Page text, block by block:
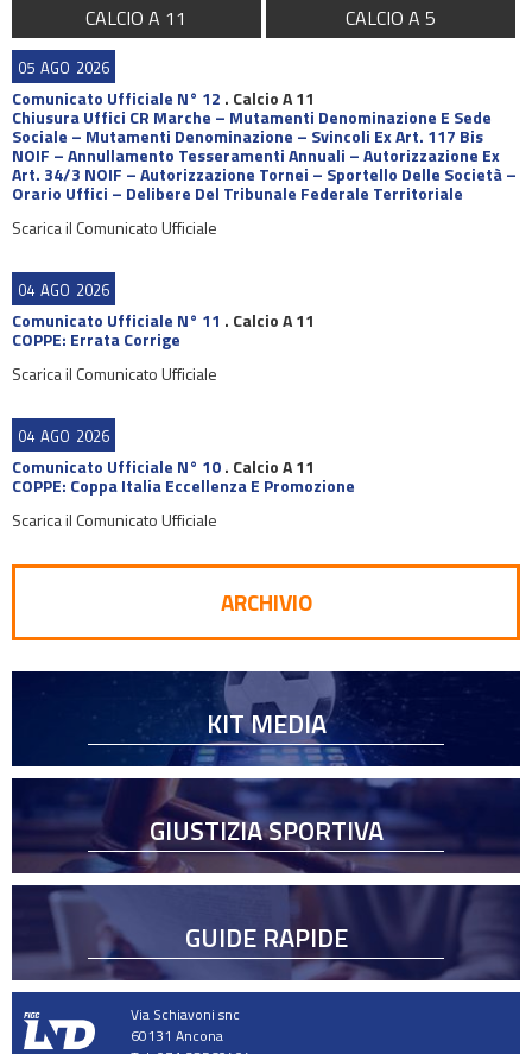
CALCIO A 11 CALCIO A 5
05 AGO 2026
Comunicato Ufficiale N° 12 . Calcio A 11
Chiusura Uffici CR Marche – Mutamenti Denominazione E Sede
Sociale – Mutamenti Denominazione – Svincoli Ex Art. 117 Bis
NOIF – Annullamento Tesseramenti Annuali – Autorizzazione Ex
Art. 34/3 NOIF – Autorizzazione Tornei – Sportello Delle Società –
Orario Uffici – Delibere Del Tribunale Federale Territoriale
Scarica il Comunicato Ufficiale
04 AGO 2026
Comunicato Ufficiale N° 11 . Calcio A 11
COPPE: Errata Corrige
Scarica il Comunicato Ufficiale
04 AGO 2026
Comunicato Ufficiale N° 10. Calcio A 11
COPPE: Coppa Italia Eccellenza E Promozione
Scarica il Comunicato Ufficiale
ARCHIVIO
KIT MEDIA
GIUSTIZIA SPORTIVA
GUIDE RAPIDE
Via Schiavoni snc
60131 Ancona